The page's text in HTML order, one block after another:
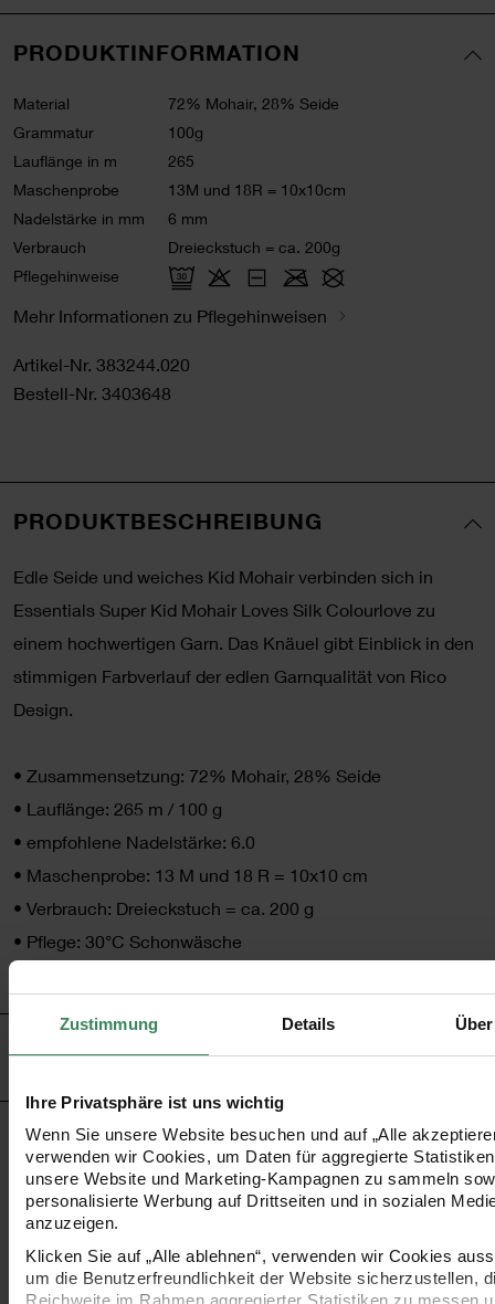
Zustimmung Details
Ihre Privatsphäre ist uns wichtig
Wenn Sie unsere Website besuchen und auf „Alle
verwenden wir Cookies, um Daten für aggregierte
unsere Website und Marketing-Kampagnen zu sammeln
personalisierte Werbung auf Drittseiten und in sozialen
anzuzeigen.
Klicken Sie auf „Alle ablehnen“, verwenden wir Cookies
um die Benutzerfreundlichkeit der Website sicherzustellen,
Reichweite im Rahmen aggregierter Statistiken zu messen
PRODUKTINFORMATION
Material
72% Mohair, 28% Seide
Grammatur
100g
Lauflänge in m
265
Maschenprobe
13M und 18R = 10x10cm
Nadelstärke in mm
6 mm
Verbrauch
Dreieckstuch = ca. 200g
Pflegehinweise
Mehr Informationen zu Pflegehinweisen
Artikel-Nr. 383244.020
Bestell-Nr. 3403648
PRODUKTBESCHREIBUNG
Edle Seide und weiches Kid Mohair verbinden sich in
Essentials Super Kid Mohair Loves Silk Colourlove zu
einem hochwertigen Garn. Das Knäuel gibt Einblick in den
stimmigen Farbverlauf der edlen Garnqualität von Rico
Design.
• Zusammensetzung: 72% Mohair, 28% Seide
• Lauflänge: 265 m / 100 g
• empfohlene Nadelstärke: 6.0
• Maschenprobe: 13 M und 18 R = 10x10 cm
• Verbrauch: Dreieckstuch = ca. 200 g
• Pflege: 30°C Schonwäsche
HERSTELLER
KOSTENLOSE ANLEITUNGEN